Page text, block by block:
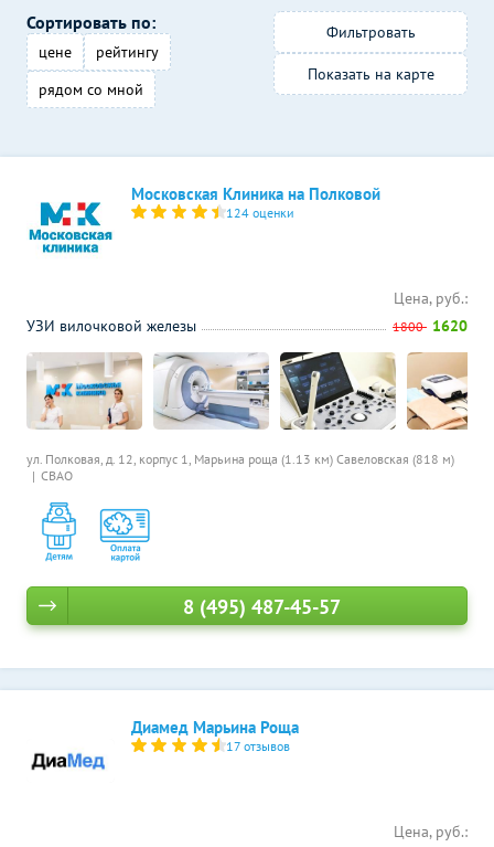
Сортировать по:
цене
рейтингу
рядом со мной
Фильтровать
Показать на карте
Московская Клиника на Полковой
124 оценки
ул. Полковая, д. 12, корпус 1, Марьина роща (1.13 км) Савеловская (818 м)
СВАО
Цена, руб.:
УЗИ вилочковой железы
1800 1620
8 (495) 487-45-57
Диамед Марьина Роща
17 отзывов
Цена, руб.: